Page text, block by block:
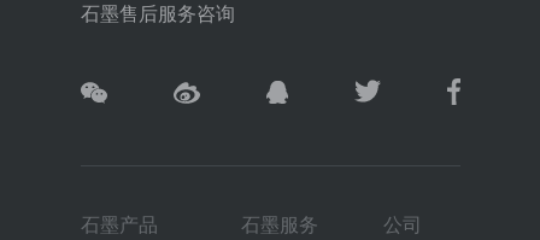
石墨售后服务咨询
石墨产品
石墨服务
公司